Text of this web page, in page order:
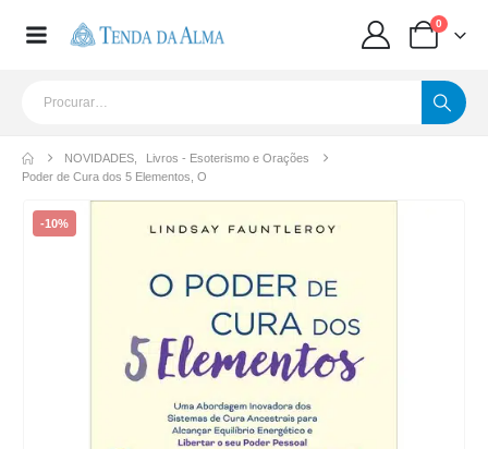
0
NOVIDADES
Livros - Esoterismo e Orações
Poder de Cura dos 5 Elementos, O
-10%